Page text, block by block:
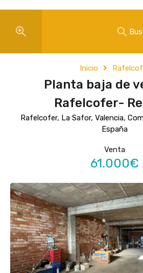
Inicio
Planta baja de
Rafelcofer-
Rafelcofer, La Safor, Valencia,
España
Venta
61.000€